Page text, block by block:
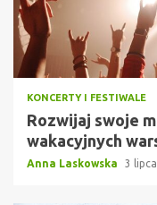
KONCERTY I FESTIWALE
Rozwijaj swoje
wakacyjnych
Anna Laskowska 3